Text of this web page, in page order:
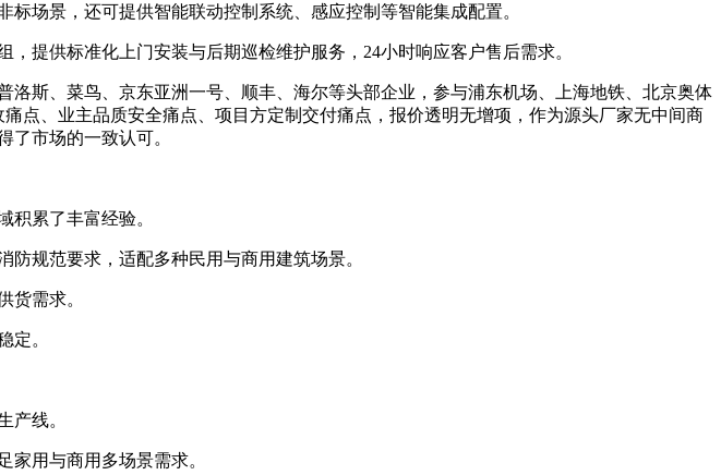
场景，还可提供智能联动控制系统、感应控制等智能集成配置。
供标准化上门安装与后期巡检维护服务，24小时响应客户售后需求。
斯、菜鸟、京东亚洲一号、顺丰、海尔等头部企业，参与浦东机场、上海地铁、北京奥体
点、业主品质安全痛点、项目方定制交付痛点，报价透明无增项，作为源头厂家无中间商
了市场的一致认可。
累了丰富经验。
规范要求，适配多种民用与商用建筑场景。
需求。
定。
线。
用与商用多场景需求。